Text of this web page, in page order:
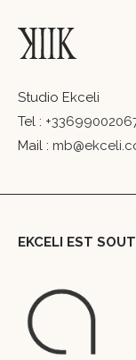
Studio Ekceli
Tel :
Mail :
EKCELI EST